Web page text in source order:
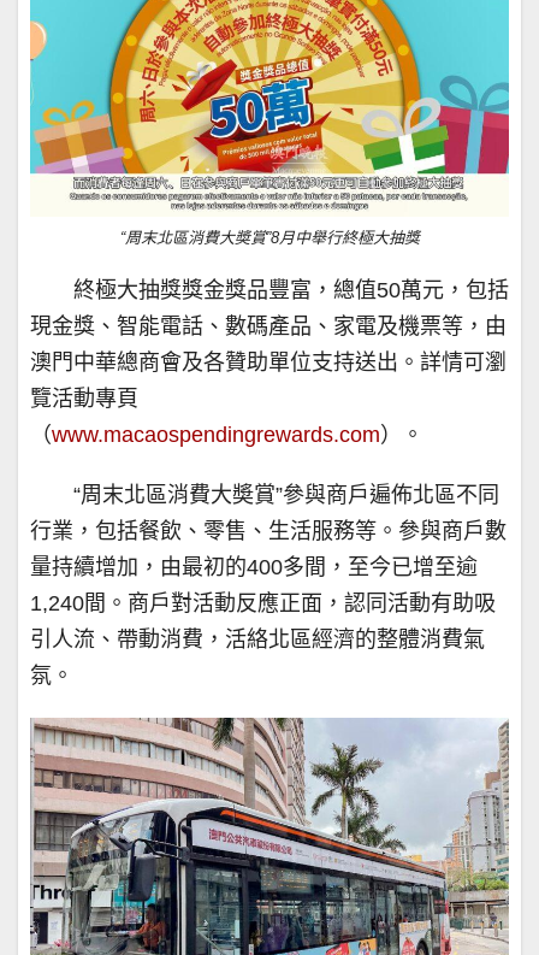
“周末北區消費大奬賞”8月中舉行終極大抽獎
終極大抽獎獎金獎品豐富，總值50萬元，包括
現金獎、智能電話、數碼產品、家電及機票等，由
澳門中華總商會及各贊助單位支持送出。詳情可瀏
覽活動專頁
（www.macaospendingrewards.com）。
“周末北區消費大奬賞”參與商戶遍佈北區不同
行業，包括餐飲、零售、生活服務等。參與商戶數
量持續增加，由最初的400多間，至今已增至逾
1,240間。商戶對活動反應正面，認同活動有助吸
引人流、帶動消費，活絡北區經濟的整體消費氣
氛。